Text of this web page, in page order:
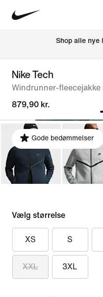
Shop alle nye
Nike Tech
Windrunner-
879,90 kr.
Gode bedømmelser
Vælg størrelse
XS S
XXL 3XL